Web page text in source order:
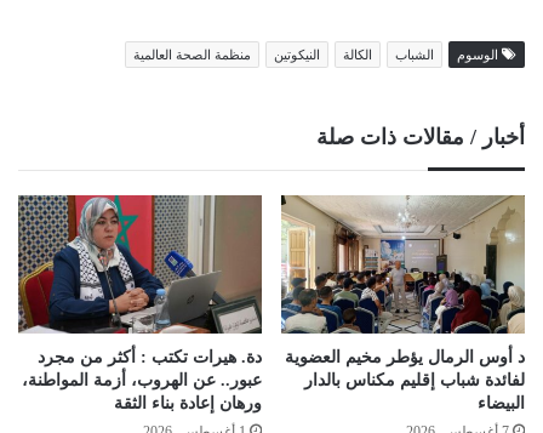
الوسوم الشباب الكالة النيكوتين منظمة الصحة العالمية
أخبار / مقالات ذات صلة
د أوس الرمال يؤطر مخيم العضوية
لفائدة شباب إقليم مكناس بالدار
البيضاء
دة. هيرات تكتب : أكثر من مجرد
عبور.. عن الهروب، أزمة المواطنة،
ورهان إعادة بناء الثقة